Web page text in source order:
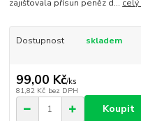
zajišťovala přísun peněz d...
Dostupnost skladem
99,00 Kč/ks
81,82 Kč bez DPH
Koupit